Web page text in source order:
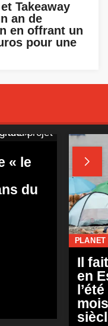
en offrant un
pour une

« le
du
PLANET
Il
en